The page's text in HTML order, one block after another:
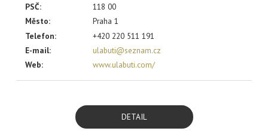
PSČ:
118 00
Město:
Praha 1
Telefon:
+420 220 511 191
E-mail:
ulabuti@seznam.cz
Web:
www.ulabuti.com/
DETAIL